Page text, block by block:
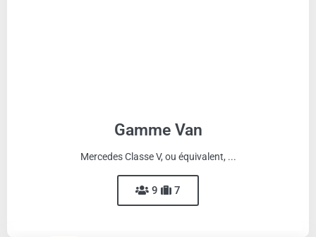
Gamme Van
Mercedes Classe V, ou équivalent, ...
9 7